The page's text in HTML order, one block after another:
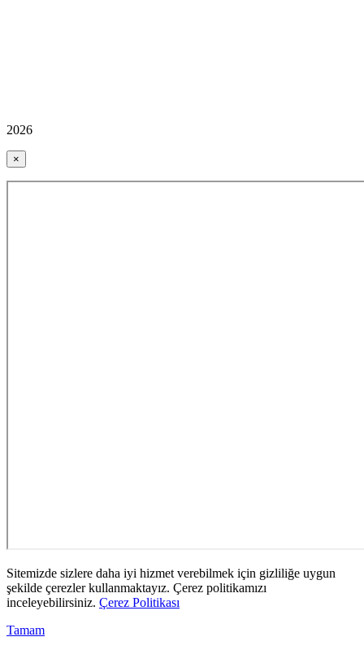
2026
×
Sitemizde sizlere daha iyi hizmet verebilmek için gizliliğe uygun
şekilde çerezler kullanmaktayız. Çerez politikamızı
inceleyebilirsiniz. Çerez Politikası
Tamam